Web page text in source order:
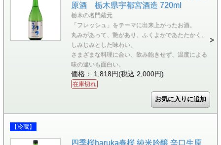
原酒 栃木県宇都宮酒造 720ml
栃木の名門蔵元
「フレッシュ」をテーマに出来上がったお酒。
丸みがあって、艶があり、ふくよかであたたかく、
しみじみとした味わい。
さまざまな料理に合い、飲み飽きせず、温度による
味の違いも面白い。
価格： 1,818円(税込 2,000円)
在庫切れ
【冷蔵】
四季桜haruka春桜 純米吟醸 辛口生原